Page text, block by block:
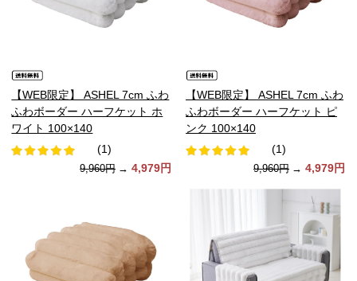
【WEB限定】 ASHEL 7cm ふわ
ふわボーダー ハーフケット ホ
ワイト 100×140
(1)
9,960円 → 4,979円
【WEB限定】 ASHEL 7cm ふわ
ふわボーダー ハーフケット ピ
ンク 100×140
(1)
9,960円 → 4,979円